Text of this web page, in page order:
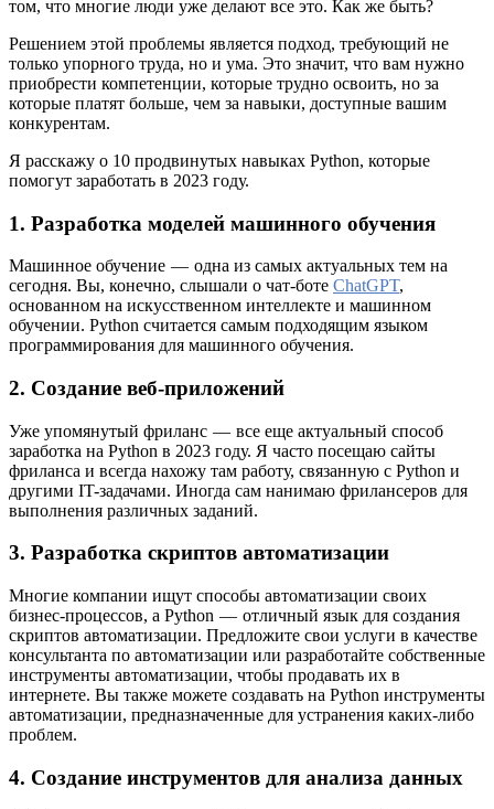
том, что многие люди уже делают все это. Как же быть?
Решением этой проблемы является подход, требующий не
только упорного труда, но и ума. Это значит, что вам нужно
приобрести компетенции, которые трудно освоить, но за
которые платят больше, чем за навыки, доступные вашим
конкурентам.
Я расскажу о 10 продвинутых навыках Python, которые
помогут заработать в 2023 году.
1. Разработка моделей машинного обучения
Машинное обучение — одна из самых актуальных тем на
сегодня. Вы, конечно, слышали о чат-боте ChatGPT,
основанном на искусственном интеллекте и машинном
обучении. Python считается самым подходящим языком
программирования для машинного обучения.
2. Создание веб-приложений
Уже упомянутый фриланс — все еще актуальный способ
заработка на Python в 2023 году. Я часто посещаю сайты
фриланса и всегда нахожу там работу, связанную с Python и
другими IT-задачами. Иногда сам нанимаю фрилансеров для
выполнения различных заданий.
3. Разработка скриптов автоматизации
Многие компании ищут способы автоматизации своих
бизнес-процессов, а Python — отличный язык для создания
скриптов автоматизации. Предложите свои услуги в качестве
консультанта по автоматизации или разработайте собственные
инструменты автоматизации, чтобы продавать их в
интернете. Вы также можете создавать на Python инструменты
автоматизации, предназначенные для устранения каких-либо
проблем.
4. Создание инструментов для анализа данных